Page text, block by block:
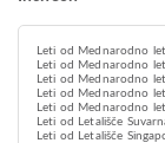
Leti od Mednarodno
Leti od Mednarodno
Leti od Mednarodno
Leti od Mednarodno
Leti od Mednarodno
Leti od Letališče
Leti od Letališče